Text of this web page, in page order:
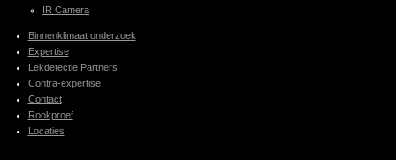
IR Camera
Binnenklimaat onderzoek
Expertise
Lekdetectie Partners
Contra-expertise
Contact
Rookproef
Locaties